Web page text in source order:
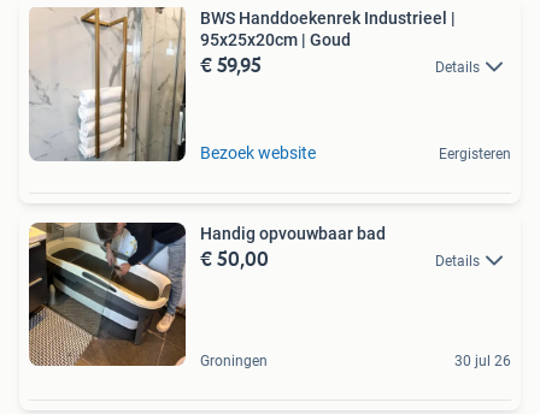
BWS Handdoekenrek Industrieel |
95x25x20cm | Goud
€ 59,95 Details
Bezoek website Eergisteren
Handig opvouwbaar bad
€ 50,00 Details
Groningen 30 jul 26